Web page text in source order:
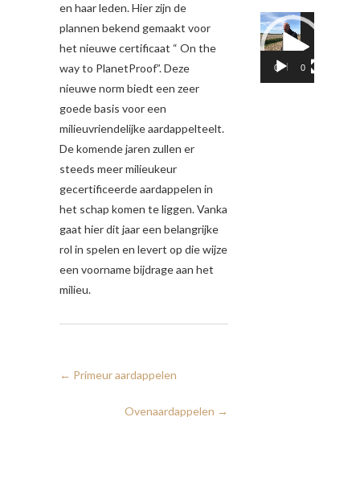
en haar leden. Hier zijn de
plannen bekend gemaakt voor
het nieuwe certificaat “ On the
way to PlanetProof”. Deze
nieuwe norm biedt een zeer
goede basis voor een
milieuvriendelijke aardappelteelt.
De komende jaren zullen er
steeds meer milieukeur
gecertificeerde aardappelen in
het schap komen te liggen. Vanka
gaat hier dit jaar een belangrijke
rol in spelen en levert op die wijze
een voorname bijdrage aan het
milieu.
← Primeur aardappelen
Ovenaardappelen →
Videospeler
00:00 02:05